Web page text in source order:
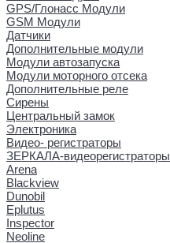
GPS/Глонасс Модули
GSM Модули
Датчики
Дополнительные модули
Модули автозапуска
Модули моторного отсека
Дополнительные реле
Сирены
Центральный замок
Электроника
Видео- регистраторы
ЗЕРКАЛА-видеорегистраторы
Arena
Blackview
Dunobil
Eplutus
Inspector
Neoline